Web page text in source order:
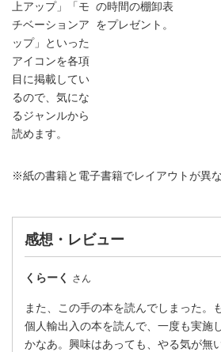
上アップ」「モ
チベーションア
ップ」といった
アイコンを各項
目に掲載してい
るので、気にな
るジャンルから
読めます。
の時間の棚卸表
をプレゼント。
※紙の書籍と電子書籍でレイアウトが異な
感想・レビュー
くらーく さん
また、この手の本を読んでしまった。
個人輸出入の本を読んで、一度も実施
かなあ。興味はあっても、やる気が無